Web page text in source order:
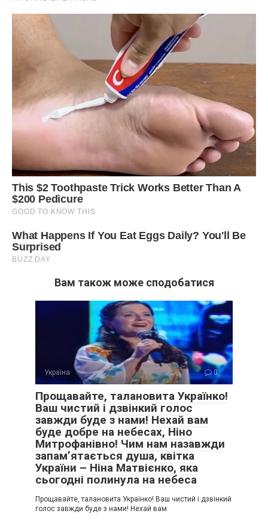
Вам також може сподобатися
Україна 0
Прощавайте, талановита Українко!
Ваш чистий і дзвінкий голос
завжди буде з нами! Нехай вам
буде добре на небесах, Ніно
Митрофанівно! Чим нам назавжди
запам’ятається душа, квітка
України – Ніна Матвієнко, яка
сьогодні полинула на небеса
Прощавайте, талановита Українко! Ваш чистий і дзвінкий
голос завжди буде з нами! Нехай вам